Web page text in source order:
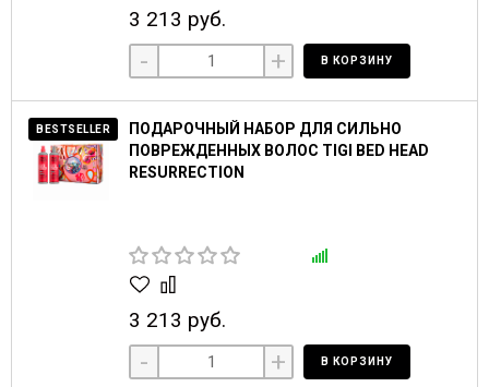
3 213 руб.
- + В КОРЗИНУ
BESTSELLER
ПОДАРОЧНЫЙ НАБОР ДЛЯ СИЛЬНО
ПОВРЕЖДЕННЫХ ВОЛОС TIGI BED HEAD
RESURRECTION
3 213 руб.
- + В КОРЗИНУ